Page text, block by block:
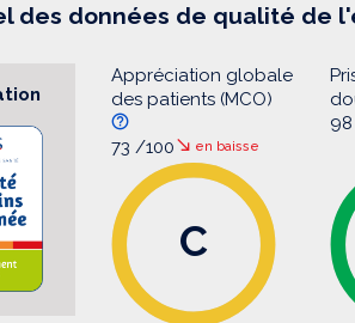
des données de qualité de
Appréciation globale
des patients (MCO)
73 /100 en baisse
C
98